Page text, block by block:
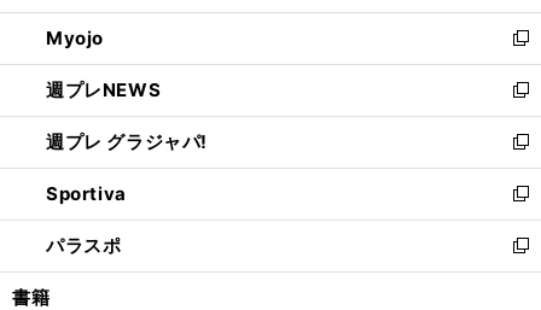
開
く
ウ
で
開
く
ン
ド
ウ
で
開
く
ウ
ィ
ン
ド
ウ
で
開
く
Myojo
新
し
い
ウ
ィ
ン
ド
ウ
で
開
週プレNEWS
新
し
い
ウ
ィ
ン
ド
ウ
週プレ グラジャパ!
新
し
い
ウ
ィ
ン
Sportiva
新
し
い
ウ
パラスポ
新
し
書籍